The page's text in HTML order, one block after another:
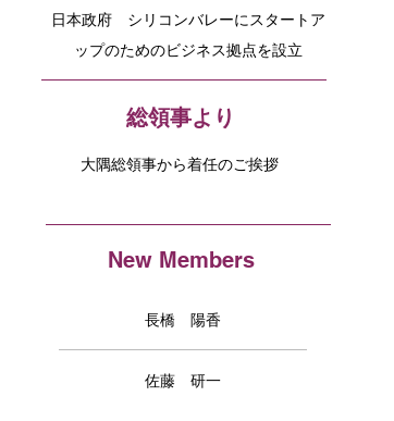
日本政府 シリコンバレーにスタートア
ップのためのビジネス拠点を設立
New Members
長橋 陽香
佐藤 研一
大隅総領事から着任のご挨拶
総領事より